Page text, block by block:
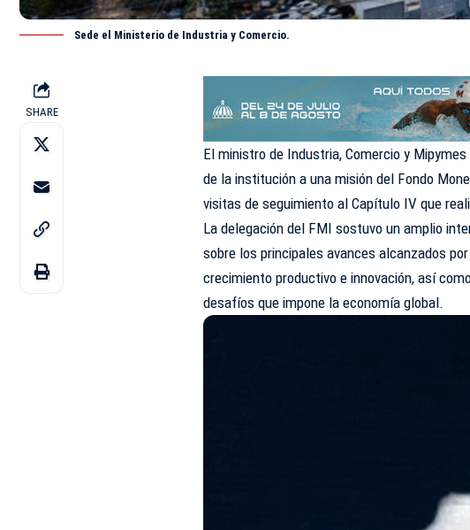
Sede el Ministerio de Industria y Comercio.
SHARE
El ministro de Industria, Comercio y
de la institución a una misión del Fondo
visitas de seguimiento al Capítulo IV que
La delegación del FMI sostuvo un amplio
sobre los principales avances alcanzados
crecimiento productivo e innovación, así
desafíos que impone la economía global.